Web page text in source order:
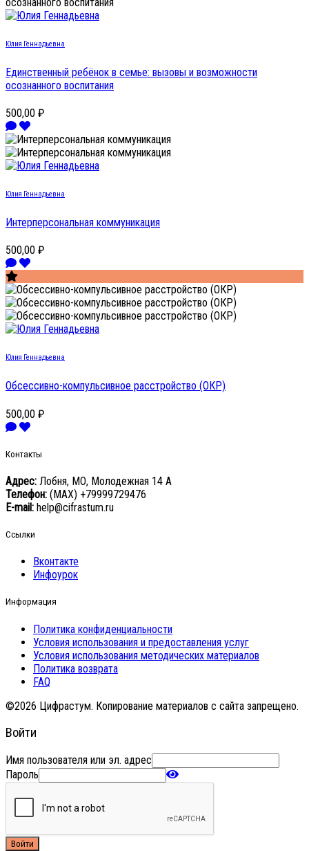
Юлия Геннадьевна
Единственный ребёнок в семье: вызовы и возможности
осознанного воспитания
500,00 ₽
Юлия Геннадьевна
Интерперсональная коммуникация
500,00 ₽
Юлия Геннадьевна
Обсессивно-компульсивное расстройство (ОКР)
500,00 ₽
Контакты
Адрес: Лобня, МО, Молодежная 14 А
Телефон: (MAX) +79999729476
E-mail: help@cifrastum.ru
Ссылки
Вконтакте
Инфоурок
Информация
Политика конфиденциальности
Условия использования и предоставления услуг
Условия использования методических материалов
Политика возврата
FAQ
©2026 Цифрастум. Копирование материалов с сайта запрещено.
Войти
Имя пользователя или эл. адрес
Пароль
Войти